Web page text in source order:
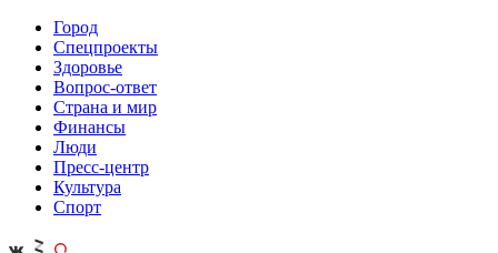
Город
Спецпроекты
Здоровье
Вопрос-ответ
Страна и мир
Финансы
Люди
Пресс-центр
Культура
Спорт